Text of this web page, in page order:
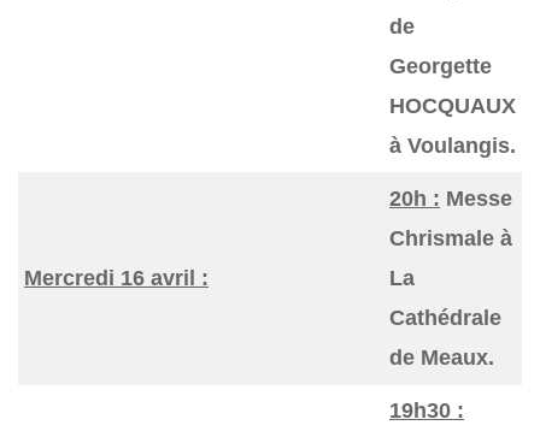
de
Georgette
HOCQUAUX
à Voulangis.
Mercredi 16 avril :
20h : Messe
Chrismale à
La
Cathédrale
de Meaux.
19h30 :